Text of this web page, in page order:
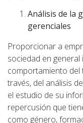
Análisis de la
gerenciales
Proporcionar a
sociedad en
comportamiento del
través, del análisis
el estudio de su
repercusión que
como género,